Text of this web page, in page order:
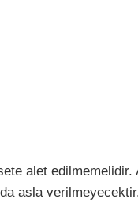
alet edilmemelidir.
asla